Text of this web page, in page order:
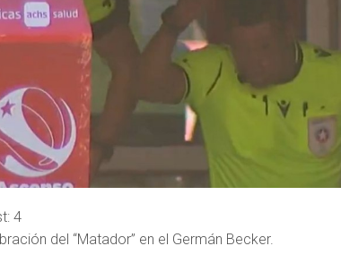
4
del “Matador” en el Germán Becker.